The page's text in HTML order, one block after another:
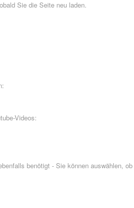
Sie die Seite neu laden.
Videos:
benötigt - Sie können auswählen, ob